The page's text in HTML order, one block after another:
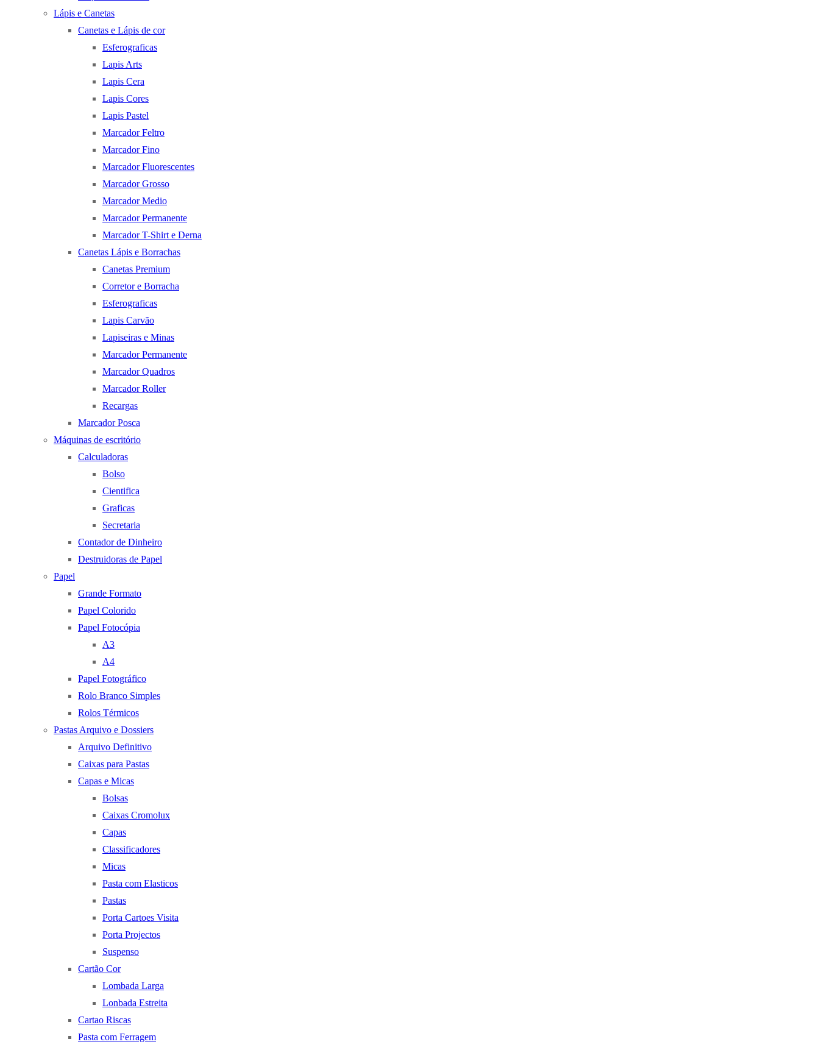
Lápis e Canetas
Canetas e Lápis de cor
Esferograficas
Lapis Arts
Lapis Cera
Lapis Cores
Lapis Pastel
Marcador Feltro
Marcador Fino
Marcador Fluorescentes
Marcador Grosso
Marcador Medio
Marcador Permanente
Marcador T-Shirt e Derna
Canetas Lápis e Borrachas
Canetas Premium
Corretor e Borracha
Esferograficas
Lapis Carvão
Lapiseiras e Minas
Marcador Permanente
Marcador Quadros
Marcador Roller
Recargas
Marcador Posca
Máquinas de escritório
Calculadoras
Bolso
Cientifica
Graficas
Secretaria
Contador de Dinheiro
Destruidoras de Papel
Papel
Grande Formato
Papel Colorido
Papel Fotocópia
A3
A4
Papel Fotográfico
Rolo Branco Simples
Rolos Térmicos
Pastas Arquivo e Dossiers
Arquivo Definitivo
Caixas para Pastas
Capas e Micas
Bolsas
Caixas Cromolux
Capas
Classificadores
Micas
Pasta com Elasticos
Pastas
Porta Cartoes Visita
Porta Projectos
Suspenso
Cartão Cor
Lombada Larga
Lonbada Estreita
Cartao Riscas
Pasta com Ferragem